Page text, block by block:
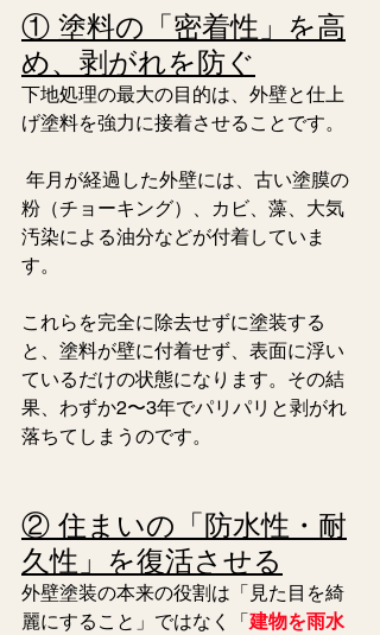
① 塗料の「密着性」を高
め、剥がれを防ぐ
下地処理の最大の目的は、外壁と仕上
げ塗料を強力に接着させることです。
粉（チョーキング）、カビ、藻、大気
汚染による油分などが付着していま
す。
これらを完全に除去せずに塗装する
と、塗料が壁に付着せず、表面に浮い
ているだけの状態になります。その結
果、わずか2〜3年でパリパリと剥がれ
落ちてしまうのです。
② 住まいの「防水性・耐
久性」を復活させる
外壁塗装の本来の役割は「見た目を綺
麗にすること」ではなく「 建物を雨水